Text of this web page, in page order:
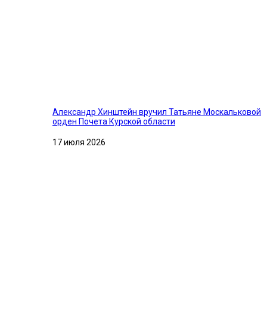
Александр Хинштейн вручил Татьяне Москальковой
орден Почета Курской области
17 июля 2026